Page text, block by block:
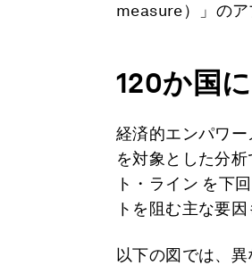
measure）」のア
120か国
経済的エンパワ
を対象とした分
ト・ライン を下
トを阻む主な要
以下の図では、